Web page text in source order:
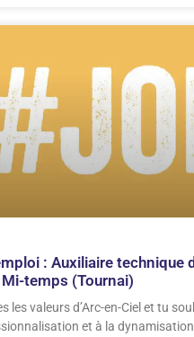
: Auxiliaire technique
temps (Tournai)
les valeurs d’Arc-en-Ciel et tu
et à la dynamisation